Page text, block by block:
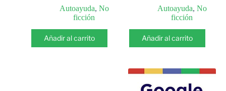
Autoayuda, No
ficción
Añadir al carrito
Autoayuda, No
ficción
Añadir al carrito